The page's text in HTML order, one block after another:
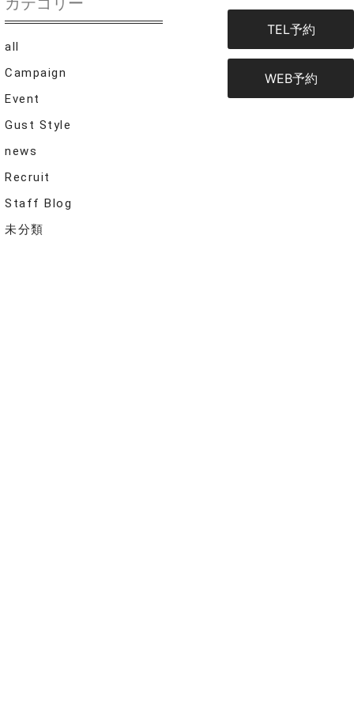
TEL予約
WEB予約
all
Campaign
Event
Gust Style
news
Recruit
Staff Blog
未分類